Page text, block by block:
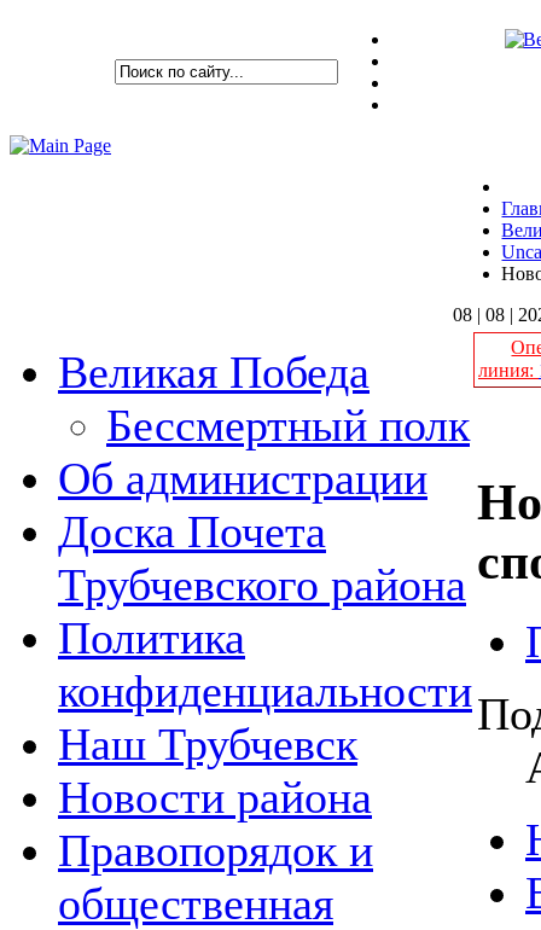
08 | 08 |
Великая Победа
Бессмертный полк
Об администрации
Доска Почета
Трубчевского района
Политика
конфиденциальности
Наш Трубчевск
Новости района
Правопорядок и
общественная
линия: